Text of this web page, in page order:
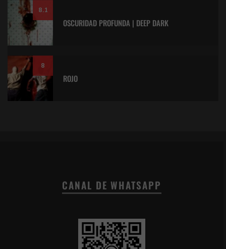
8.1
OSCURIDAD PROFUNDA | DEEP DARK
8
ROJO
CANAL DE WHATSAPP